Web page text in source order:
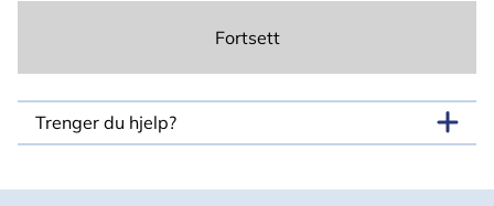
Fortsett
Trenger du hjelp?